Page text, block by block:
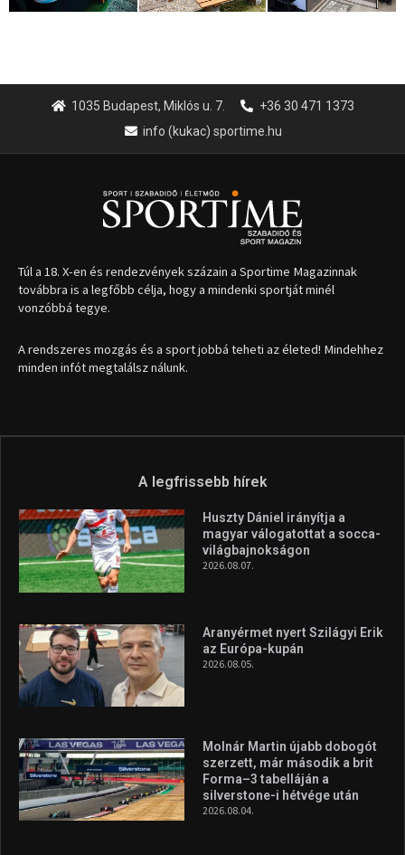
1035 Budapest, Miklós u. 7.
+36 30 471 1373
info (kukac) sportime.hu
Túl a 18. X-en és rendezvények százain a Sportime Magazinnak
továbbra is a legfőbb célja, hogy a mindenki sportját minél
vonzóbbá tegye.
A rendszeres mozgás és a sport jobbá teheti az életed! Mindehhez
minden infót megtalálsz nálunk.
A legfrissebb hírek
Huszty Dániel irányítja a
magyar válogatottat a socca-
világbajnokságon
2026.08.07.
Aranyérmet nyert Szilágyi Erik
az Európa-kupán
2026.08.05.
Molnár Martin újabb dobogót
szerzett, már második a brit
Forma–3 tabelláján a
silverstone-i hétvége után
2026.08.04.